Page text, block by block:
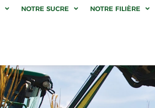
NOTRE SUCRE NOTRE FILIÈRE